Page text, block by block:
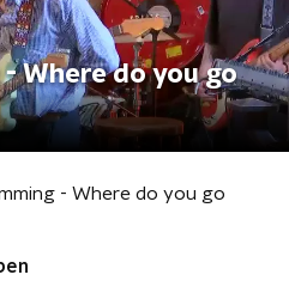
- Where do you go
- Where do you go